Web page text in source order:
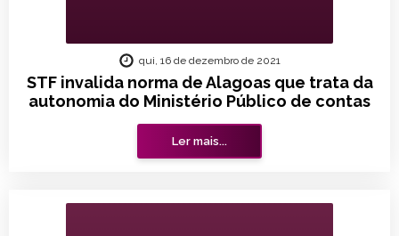
STF invalida norma de Alagoas que trata da
autonomia do Ministério Público de contas
qui, 16 de dezembro de 2021
Ler mais...